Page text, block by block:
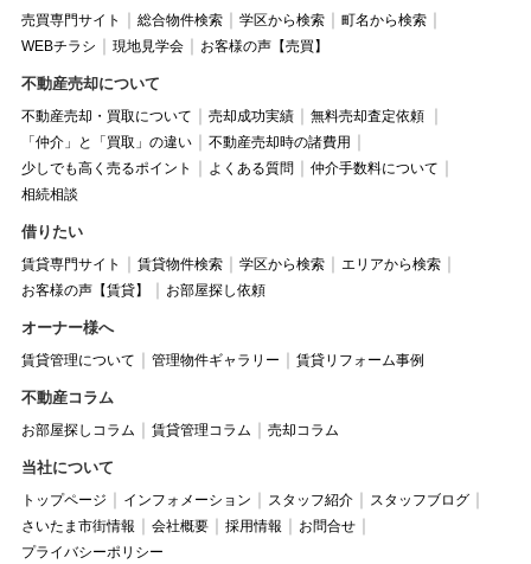
売買専門サイト 総合物件検索 学区から検索
町名から検索
WEBチラシ
現地見学会 お客様の声【売買】
不動産売却について
不動産売却・買取について 売却成功実績
無料売却査定依頼
「仲介」と「買取」の違い
不動産売却時の諸費用
少しでも高く売るポイント
よくある質問
仲介手数料について
相続相談
借りたい
賃貸専門サイト 賃貸物件検索 学区から検索
エリアから検索
お客様の声【賃貸】
お部屋探し依頼
オーナー様へ
賃貸管理について 管理物件ギャラリー 賃貸リフォーム事例
不動産コラム
お部屋探しコラム 賃貸管理コラム 売却コラム
当社について
トップページ インフォメーション スタッフ紹介
スタッフブログ
さいたま市街情報
会社概要 採用情報
お問合せ
プライバシーポリシー